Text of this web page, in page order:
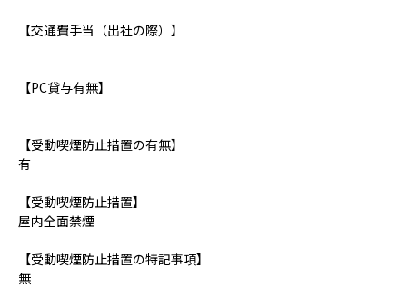
【交通費手当（出社の際）】
【PC貸与有無】
【受動喫煙防止措置の有無】
有
【受動喫煙防止措置】
屋内全面禁煙
【受動喫煙防止措置の特記事項】
無